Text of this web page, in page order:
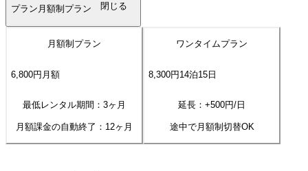
プラン 月額制プラン 閉じる
月額制プラン
6,800円 月額
最低レンタル期間：3ヶ月
月額課金の自動終了： 12ヶ月
ワンタイムプラン
8,300円14泊15日
延長：+500円/日
途中で月額制切替OK